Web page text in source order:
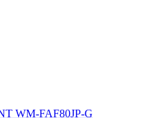
WM-FAF80JP-G